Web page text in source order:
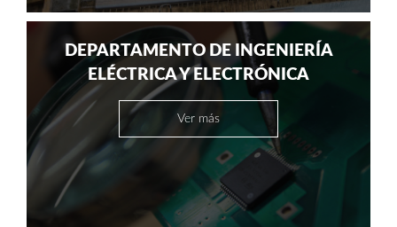
DEPARTAMENTO DE INGENIERÍA
ELÉCTRICA Y ELECTRÓNICA
Ver más